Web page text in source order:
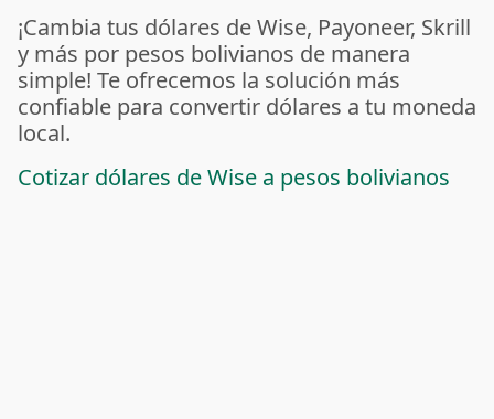
¡Cambia tus dólares de Wise, Payoneer, Skrill
y más por pesos bolivianos de manera
simple! Te ofrecemos la solución más
confiable para convertir dólares a tu moneda
local.
Cotizar dólares de Wise a pesos bolivianos